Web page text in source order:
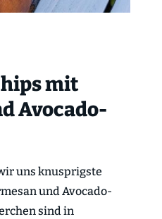
mit
Avocado-
uns knusprigste
und Avocado-
sind in